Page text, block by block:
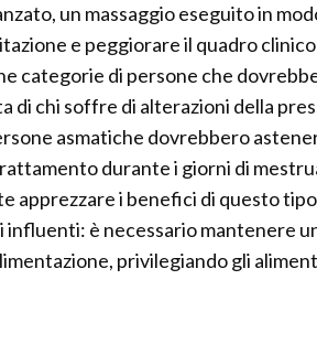
un massaggio eseguito in
e peggiorare il quadro
categorie di persone che
chi soffre di alterazioni della
asmatiche dovrebbero
durante i giorni di
apprezzare i benefici di questo
è necessario mantenere
privilegiando gli